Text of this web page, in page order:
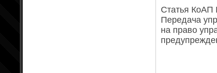
Статья КоАП
Передача
на право